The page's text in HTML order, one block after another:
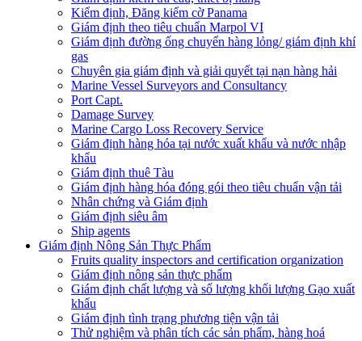
Kiểm định, Đăng kiểm cờ Panama
Giám định theo tiêu chuẩn Marpol VI
Giám định đường ống chuyển hàng lỏng/ giám định khí
gas
Chuyên gia giám định và giải quyết tại nạn hàng hải
Marine Vessel Surveyors and Consultancy
Port Capt.
Damage Survey
Marine Cargo Loss Recovery Service
Giám định hàng hóa tại nước xuất khẩu và nước nhập
khẩu
Giám định thuê Tàu
Giám định hàng hóa đóng gói theo tiêu chuẩn vận tải
Nhân chứng và Giám định
Giám định siêu âm
Ship agents
Giám định Nông Sản Thực Phẩm
Fruits quality inspectors and certification organization
Giám định nông sản thực phẩm
Giám định chất lượng và số lượng khối lượng Gạo xuất
khẩu
Giám định tình trạng phương tiện vận tải
Thử nghiệm và phân tích các sản phẩm, hàng hoá